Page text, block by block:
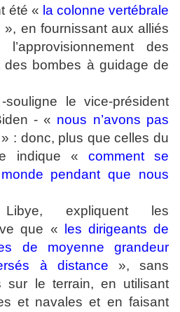
été « la colonne vertébrale
», en fournissant aux alliés
des
bombes à guidage de
le vice-président
- « nous n’avons pas
» : donc, plus que celles du
indique « comment se
pendant que nous
expliquent les
que «
les dirigeants de
de moyenne grandeur
à distance », sans
sur le terrain, en utilisant
et navales et en faisant